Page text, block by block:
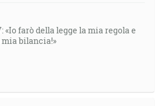
«Io farò della legge la mia regola e
bilancia!»